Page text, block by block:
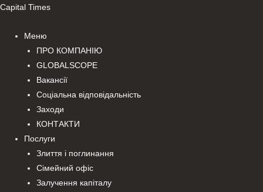
Перейти
вмісту
Capital Times
Меню
ПРО КОМПАНІЮ
GLOBALSCOPE
Вакансії
Соціальна відповідальність
Заходи
КОНТАКТИ
Послуги
Злиття і поглинання
Сімейний офіс
Залучення капіталу